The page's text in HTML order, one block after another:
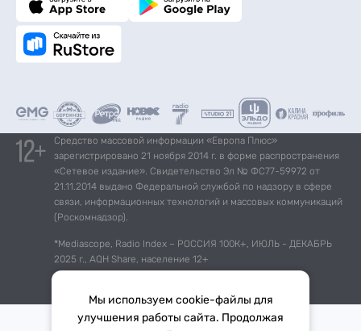
Средство массовой информации «Европа Плюс»
зарегистрировано 21 ноября 2014 г. в форме распространения
«Сетевое издание». Свидетельство Эл № ФС77-59972 от
21.11.2014 выдано Федеральной службой по надзору в сфере
связи, информационных технологий и массовых коммуникаций
(Роскомнадзор).
*Mediascope, Radio Index – РОССИЯ 100К+, ИЮЛЬ - ДЕКАБРЬ
2025 г., AQH Share, население 12+
Мы используем cookie-файлы для
улучшения работы сайта. Продолжая